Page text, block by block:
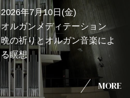
2026年7月10日(金)
オルガンメディテーション
晩の祈りとオルガン音楽によ
る瞑想
MORE